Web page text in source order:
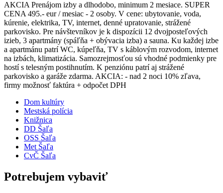
AKCIA Prenájom izby a dlhodobo, minimum 2 mesiace. SUPER
CENA 495.- eur / mesiac - 2 osoby. V cene: ubytovanie, voda,
kúrenie, elektrika, TV, internet, denné upratovanie, strážené
parkovisko. Pre návštevníkov je k dispozícii 12 dvojposteľových
izieb, 3 apartmány (spáľňa + obývacia izba) a sauna. Ku každej izbe
a apartmánu patrí WC, kúpeľňa, TV s káblovým rozvodom, internet
na izbách, klimatizácia. Samozrejmosťou sú vhodné podmienky pre
hostí s telesným postihnutím. K penziónu patrí aj strážené
parkovisko a garáže zdarma. AKCIA: - nad 2 noci 10% zľava,
firmy možnosť faktúra + odpočet DPH
Dom kultúry
Mestská polícia
Knižnica
DD Šaľa
OSS Šaľa
Met Šaľa
CvČ Šaľa
Potrebujem vybaviť